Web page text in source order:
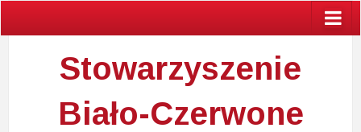
Stowarzyszenie
Biało-Czerwone